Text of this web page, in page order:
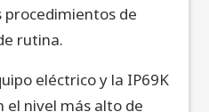
procedimientos de
rutina.
eléctrico y la IP69K
el nivel más alto de